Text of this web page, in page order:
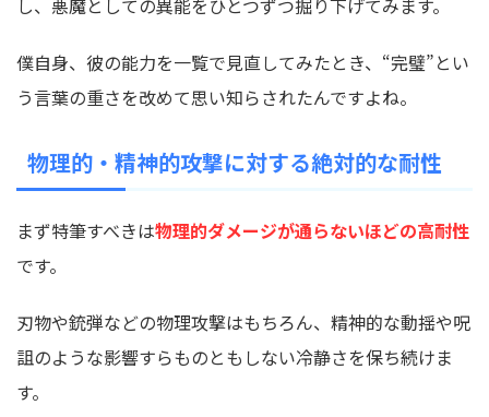
し、悪魔としての異能をひとつずつ掘り下げてみます。
僕自身、彼の能力を一覧で見直してみたとき、“完璧”とい
う言葉の重さを改めて思い知らされたんですよね。
物理的・精神的攻撃に対する絶対的な耐性
まず特筆すべきは物理的ダメージが通らないほどの高耐性
です。
刃物や銃弾などの物理攻撃はもちろん、精神的な動揺や呪
詛のような影響すらものともしない冷静さを保ち続けま
す。